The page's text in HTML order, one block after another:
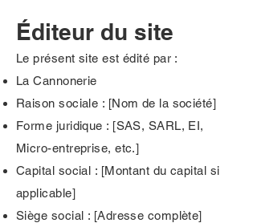
Éditeur du site
Le présent site est édité par :
La Cannonerie
Raison sociale : [Nom de la société]
Forme juridique : [SAS, SARL, EI,
Micro-entreprise, etc.]
Capital social : [Montant du capital si
applicable]
Siège social : [Adresse complète]